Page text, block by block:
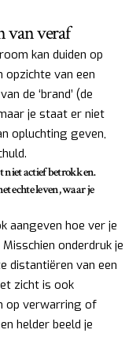
van veraf
kan duiden op
opzichte van een
de ‘brand’ (de
je staat er niet
opluchting geven,
niet actief betrokken.
echte leven, waar je
aangeven hoe ver je
onderdruk je
distantiëren van een
zicht is ook
op verwarring of
helder beeld je